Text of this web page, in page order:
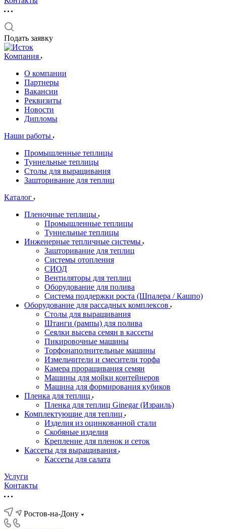
Подать заявку
Компания
О компании
Партнеры
Вакансии
Реквизиты
Новости
Дипломы
Наши работы
Промышленные теплицы
Туннельные теплицы
Столы для выращивания
Зашторивание для теплиц
Каталог
Пленочные теплицы
Промышленные теплицы
Туннельные теплицы
Инженерные тепличные системы
Зашторивание для теплиц
Системы отопления
СИОД
Вентиляторы для теплиц
Оборудование для полива
Система поддержки роста (Шпалера / Кашпо)
Оборудование для рассадных комплексов
Столы для выращивания
Штанги (рампы) для полива
Сеялки высева семян в кассеты
Пикировочные машины
Торфонаполнительные машины
Измельчители и смесители торфа
Камера проращивания семян
Машины для мойки контейнеров
Машина для формирования кубиков
Пленка для теплиц
Пленка для теплиц Ginegar (Израиль)
Комплектующие для теплиц
Изделия из оцинкованной стали
Скобяные изделия
Крепление для пленок и сеток
Кассеты для выращивания
Кассеты для салата
Услуги
Контакты
Ростов-на-Дону